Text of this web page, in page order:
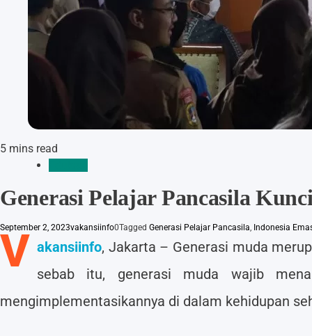
5 mins read
Generasi Pelajar Pancasila
September 2, 2023vakansiinfo0Tagged Generasi Pelajar Pancasila, Indonesia
V akansiinfo, Jakarta – Generasi muda
sebab itu, generasi muda wajib
mengimplementasikannya di dalam kehidupan